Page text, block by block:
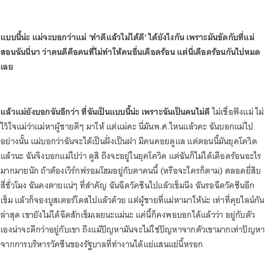
แบบนี้น่ะ แม่จะบอกว่าแม่ ‘ทำดีแล้วไม่ได้ดี’ ได้ยังไงกัน เพราะมันขัดกับที่แม่
สอนฉันนี่นา ว่าคนดีคือคนที่ไม่ทำให้คนอื่นเดือดร้อน แต่นี่เดือดร้อนกันไปหมด
เลย
แล้วแม่ยังบอกฉันอีกว่า ที่ฉันเป็นแบบนี้น่ะ เพราะฉันเป็นคนไม่ดีไม่เชื่อฟังแม่ ไม่
ไว้ใจแม่ว่าแม่หาผู้ชายดีๆ มาให้ แต่แม่คะ นี่มันพ.ศ.ไหนแล้วคะ ฉันบอกแม่ไป
อย่างนั้น แม่บอกว่าฉันจะได้เป็นฝั่งเป็นฝา มีคนคอยดูแล แต่ตอนนี้มันยุคโควิด
แล้วนะ ฉันจึงบอกแม่ไปว่า ดูสิ ถึงจะอยู่ในยุคโควิด แต่ฉันก็ไม่ได้เดือดร้อนอะไร
มากมายนัก ถ้าต้องเวิร์กฟรอมโฮมอยู่กับตาคนนี้ (หรือจะใครก็ตาม) ตลอดยี่สิบ
สี่ชั่วโมง ฉันคงตายแน่ๆ ที่สำคัญ ฉันฉีดวัคซีนไปแล้วเข็มนึง ฉันรอฉีดวัคซีนอีก
เข็ม แล้วก็จองบูสเตอร์โดสไปแล้วด้วย แต่ผู้ชายที่แม่หามาให้น่ะ เท่าที่คุยไลน์กัน
ล่าสุด เขายังไม่ได้ฉีดสักเข็มเลยนะแม่นะ แค่นี้ก็คงพอบอกได้แล้วว่า อยู่กับตัว
เองน่าจะดีกว่าอยู่กับเขา ถึงแม้ปัญหามันจะไม่ใช่ปัญหาจากตัวเขามากเท่าปัญหา
จากการบริหารวัคซีนของรัฐบาลที่ทำงานได้แย่แสนแย่นี้หรอก